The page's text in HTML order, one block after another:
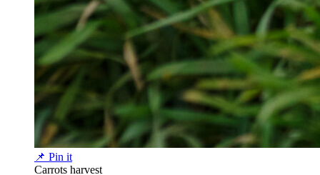
📌 Pin it
Carrots harvest